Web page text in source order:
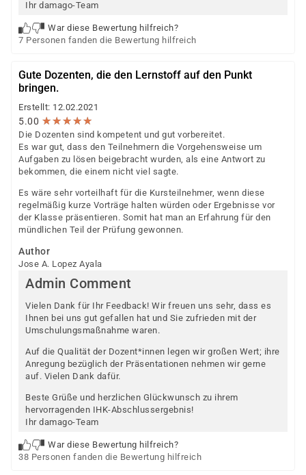
Ihr damago-Team
War diese Bewertung hilfreich?
7 Personen fanden die Bewertung hilfreich
Gute Dozenten, die den Lernstoff auf den Punkt
bringen.
Erstellt: 12.02.2021
5.00 ★★★★★
★★★★★
Die Dozenten sind kompetent und gut vorbereitet.
Es war gut, dass den Teilnehmern die Vorgehensweise um
Aufgaben zu lösen beigebracht wurden, als eine Antwort zu
bekommen, die einem nicht viel sagte.
Es wäre sehr vorteilhaft für die Kursteilnehmer, wenn diese
regelmäßig kurze Vorträge halten würden oder Ergebnisse vor
der Klasse präsentieren. Somit hat man an Erfahrung für den
mündlichen Teil der Prüfung gewonnen.
Author
Jose A. Lopez Ayala
Admin Comment
Vielen Dank für Ihr Feedback! Wir freuen uns sehr, dass es
Ihnen bei uns gut gefallen hat und Sie zufrieden mit der
Umschulungsmaßnahme waren.
Auf die Qualität der Dozent*innen legen wir großen Wert; ihre
Anregung bezüglich der Präsentationen nehmen wir gerne
auf. Vielen Dank dafür.
Beste Grüße und herzlichen Glückwunsch zu ihrem
hervorragenden IHK-Abschlussergebnis!
Ihr damago-Team
War diese Bewertung hilfreich?
38 Personen fanden die Bewertung hilfreich